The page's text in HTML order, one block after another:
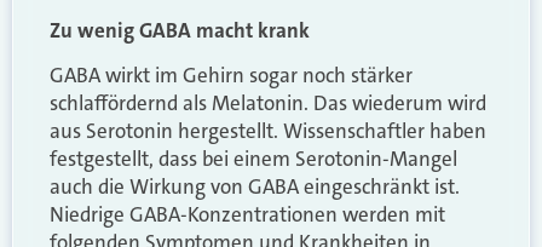
Zu wenig GABA macht krank
GABA wirkt im Gehirn sogar noch stärker
schlaffördernd als Melatonin. Das wiederum wird
aus Serotonin hergestellt. Wissenschaftler haben
festgestellt, dass bei einem Serotonin-Mangel
auch die Wirkung von GABA eingeschränkt ist.
Niedrige GABA-Konzentrationen werden mit